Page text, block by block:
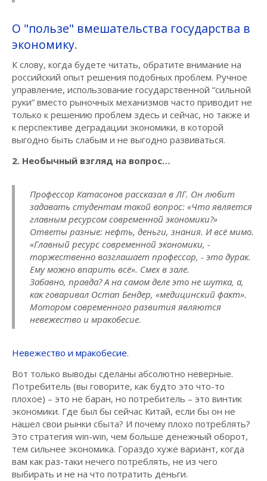
О "пользе" вмешательства государства в
экономику.
К слову, когда будете читать, обратите внимание на
российский опыт решения подобных проблем. Ручное
управление, использование государственной “сильной
руки” вместо рыночных механизмов часто приводит не
только к решению проблем здесь и сейчас, но также и
к перспективе деградации экономики, в которой
выгодно быть слабым и не выгодно развиваться.
2. Необычный взгляд на вопрос…
Профессор Катасонов рассказал в ЛГ. Он любит
задавать студентам такой вопрос: «Что является
главным ресурсом современной экономики?»
Ответы разные: нефть, деньги, знания. И всё мимо.
«Главный ресурс современной экономики, -
торжественно возглашает профессор, - это дурак.
Ему можно впарить всё». Смех в зале.
Забавно, правда? А на самом деле это не шутка, а,
как говаривал Остап Бендер, «медицинский факт».
Мотором современного развития являются
невежество и мракобесие.
Невежество и мракобесие.
Вот только выводы сделаны абсолютно неверные.
Потребитель (вы говорите, как будто это что-то
плохое) – это не баран, но потребитель – это винтик
экономики. Где был бы сейчас Китай, если бы он не
нашел свои рынки сбыта? И почему плохо потреблять?
Это стратегия win-win, чем больше денежный оборот,
тем сильнее экономика. Гораздо хуже вариант, когда
вам как раз-таки нечего потреблять, не из чего
выбирать и не на что потратить деньги.